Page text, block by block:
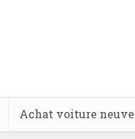
Achat voiture neuve